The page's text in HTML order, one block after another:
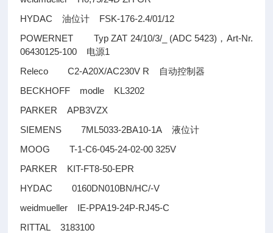
HYDAC油位计 FSK-176-2.4/01/12
POWERNET Typ ZAT 24/10/3/_ (ADC 5423) ， Art-Nr.
06430125-100 电源1
Releco C2-A20X/AC230V R
自动控制器
BECKHOFF modle KL3202
PARKER APB3VZX
SIEMENS 7ML5033-2BA10-1A液位计
MOOG T-1-C6-045-24-02-00 325V
PARKER KIT-FT8-50-EPR
HYDAC 0160DN010BN/HC/-V
weidmueller IE-PPA19-24P-RJ45-C
RITTAL 3183100